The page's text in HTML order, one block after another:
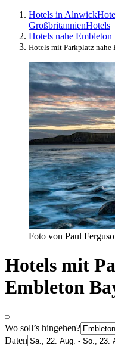
Hotels in Alnwick
GroßbritannienHotels
Hotels nahe Embleton
Hotels mit Parkplatz nahe
Foto von Paul
Hotels mit
Embleton
Wo soll’s hingehen?
Daten